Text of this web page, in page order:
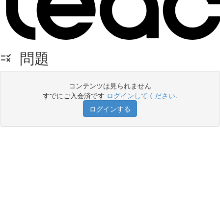
問題
コンテンツは見られません
すでにご入会済です ログインしてください.
ログインする